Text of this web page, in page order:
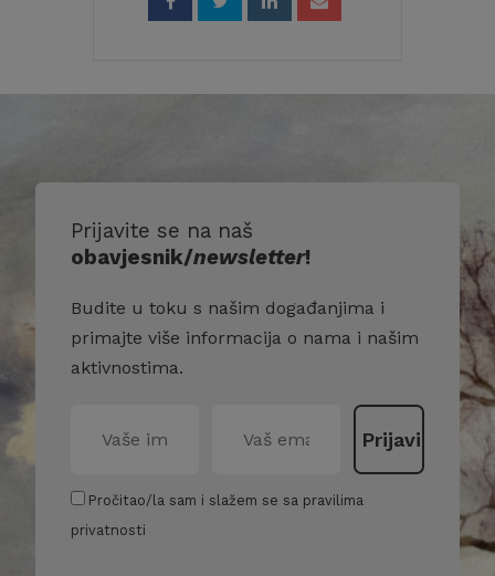
Prijavite se na naš
obavjesnik/newsletter!
Budite u toku s našim događanjima i
primajte više informacija o nama i našim
aktivnostima.
Pročitao/la sam i slažem se sa pravilima
privatnosti